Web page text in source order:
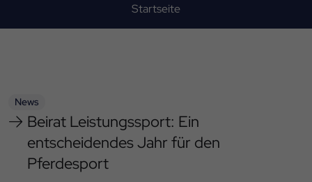
Startseite
News
Beirat Leistungssport: Ein
entscheidendes Jahr für den
Pferdesport